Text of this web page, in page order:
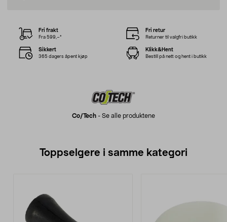
Co/tech - Se alle produktene
Fri frakt
Fra 599,–*
Fri retur
Returner til valgfri butikk
Sikkert
365 dagers åpent kjøp
Klikk&Hent
Bestill på nett og hent i butikk
Toppselgere i samme kategori